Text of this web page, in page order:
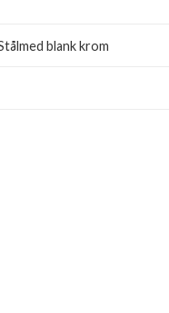
blank krom